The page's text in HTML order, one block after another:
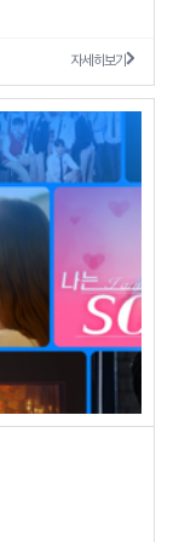
자세히보기